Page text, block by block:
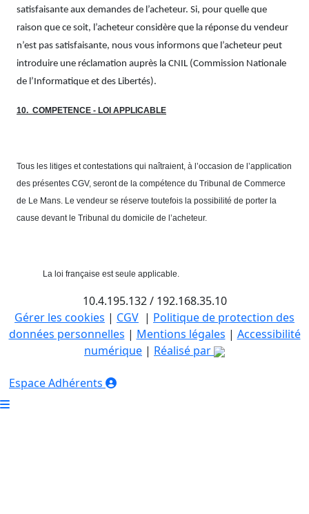
satisfaisante aux demandes de l’acheteur. Si, pour quelle que
raison que ce soit, l’acheteur considère que la réponse du vendeur
n’est pas satisfaisante, nous vous informons que l’acheteur peut
introduire une réclamation auprès la CNIL (Commission Nationale
de l’Informatique et des Libertés).
10. COMPETENCE - LOI APPLICABLE
Tous les litiges et contestations qui naîtraient, à l’occasion de l’application
des présentes CGV, seront de la compétence du Tribunal de Commerce
de Le Mans. Le vendeur se réserve toutefois la possibilité de porter la
cause devant le Tribunal du domicile de l’acheteur.
La loi française est seule applicable.
10.4.195.132 / 192.168.35.10
Gérer les cookies | CGV | Politique de protection des
données personnelles | Mentions légales | Accessibilité
numérique | Réalisé par
Espace Adhérents